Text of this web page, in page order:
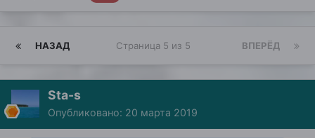
НАЗАД ВПЕРЁД
Страница 5 из 5
Sta-s
Опубликовано: 20 марта 2019